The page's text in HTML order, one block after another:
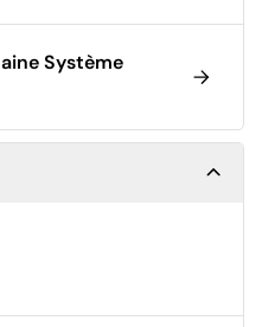
Système